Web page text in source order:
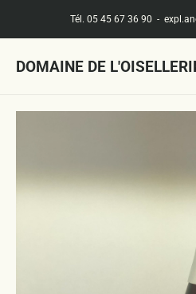
Tél. 05 45 67 36 90 -
DOMAINE DE